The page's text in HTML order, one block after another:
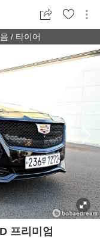
/ 타이어
프리미엄